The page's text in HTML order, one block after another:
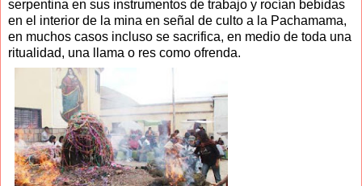
serpentina en sus instrumentos de trabajo y rocían bebidas
en el interior de la mina en señal de culto a la Pachamama,
en muchos casos incluso se sacrifica, en medio de toda una
ritualidad, una llama o res como ofrenda.